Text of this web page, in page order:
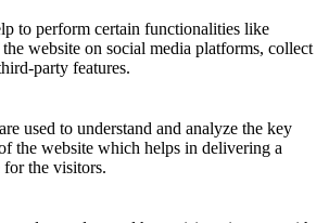
to perform certain functionalities like
website on social media platforms, collect
party features.
used to understand and analyze the key
the website which helps in delivering a
for the visitors.